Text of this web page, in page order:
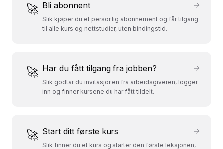
🚀 Bli abonnent
Slik kjøper du et personlig abonnement og får tilgang
til alle kurs og nettstudier, uten bindingstid.
🚀 Har du fått tilgang fra jobben?
Slik godtar du invitasjonen fra arbeidsgiveren, logger
inn og finner kursene du har fått tildelt.
🚀 Start ditt første kurs
Slik finner du et kurs og starter den første leksjonen,